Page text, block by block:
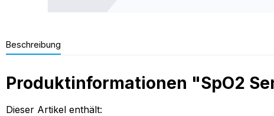
Beschreibung
Produktinformationen "SpO2
Dieser Artikel enthält: